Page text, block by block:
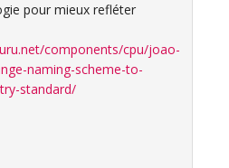
pour mieux refléter
components/cpu/joao-
naming-scheme-to-
standard/